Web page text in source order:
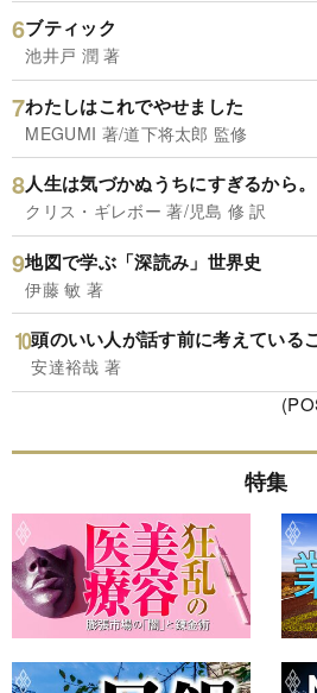
ブティック
池井戸 潤 著
わたしはこれでやせました
MEGUMI 著/道下将太郎 監修
人生は気づかぬうちにすぎるから。
クリス・ギレボー 著/児島 修 訳
地図で学ぶ「深読み」世界史
伊藤 敏 著
頭のいい人が話す前に考えている
安達裕哉 著
特集